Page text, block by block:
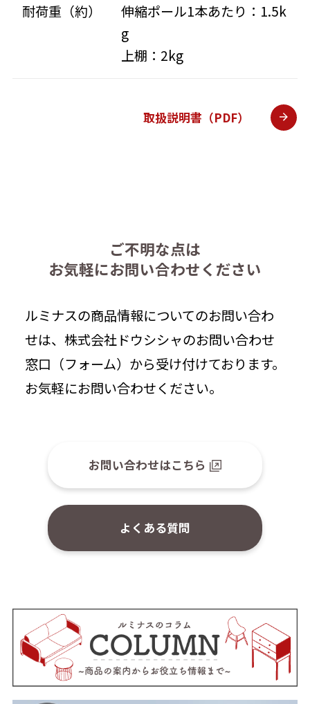
耐荷重（約）
伸縮ポール1本あたり：1.5k
g
上棚：2kg
取扱説明書（PDF）
ご不明な点は
お気軽にお問い合わせください
ルミナスの商品情報についてのお問い合わ
せは、株式会社ドウシシャのお問い合わせ
窓口（フォーム）から受け付けております。
お気軽にお問い合わせください。
お問い合わせはこちら
よくある質問